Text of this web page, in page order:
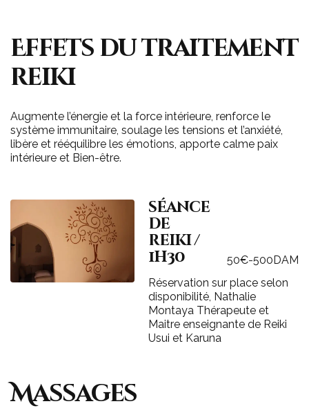
Effets du traitement
reiki
Augmente l’énergie et la force intérieure, renforce le
système immunitaire, soulage les tensions et l’anxiété,
libère et rééquilibre les émotions, apporte calme paix
intérieure et Bien-être.
séance
de
reiki /
1h30
50€-500DAM
Réservation sur place selon
disponibilité, Nathalie
Montaya Thérapeute et
Maitre enseignante de Reiki
Usui et Karuna
Massages